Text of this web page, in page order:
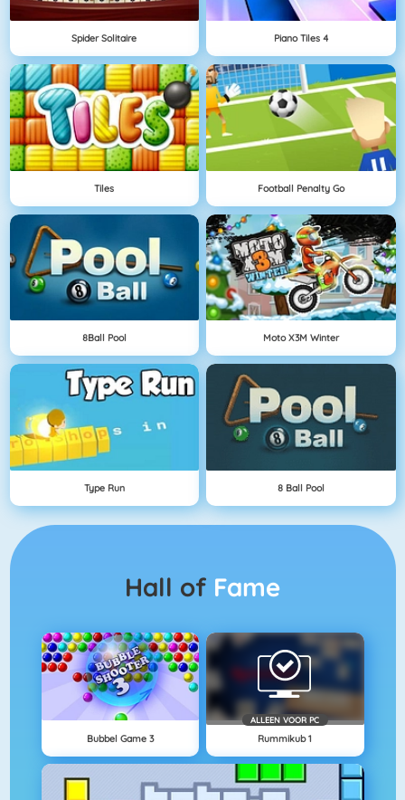
Spider Solitaire Piano Tiles 4
Tiles Football Penalty Go
8Ball Pool Moto X3M Winter
Type Run 8 Ball Pool
Hall of Fame
Bubbel Game 3
ALLEEN VOOR PC
Rummikub 1